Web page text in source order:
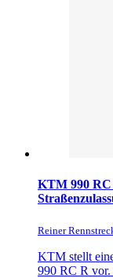
KTM 990
Reiner
KTM stellt
990 RC R